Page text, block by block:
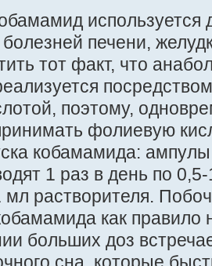
используется
печени,
тот факт, что
поэтому,
фолиевую
кобамамида: ампулы
1 раз в день по
мл растворителя.
как правило
больших доз